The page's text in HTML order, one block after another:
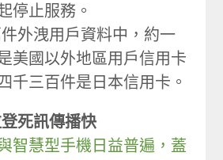
停止服務。
外洩用戶資料中，約一
美國以外地區用戶信用卡
千三百件是日本信用卡。
死訊傳播快
智慧型手機日益普遍，蓋